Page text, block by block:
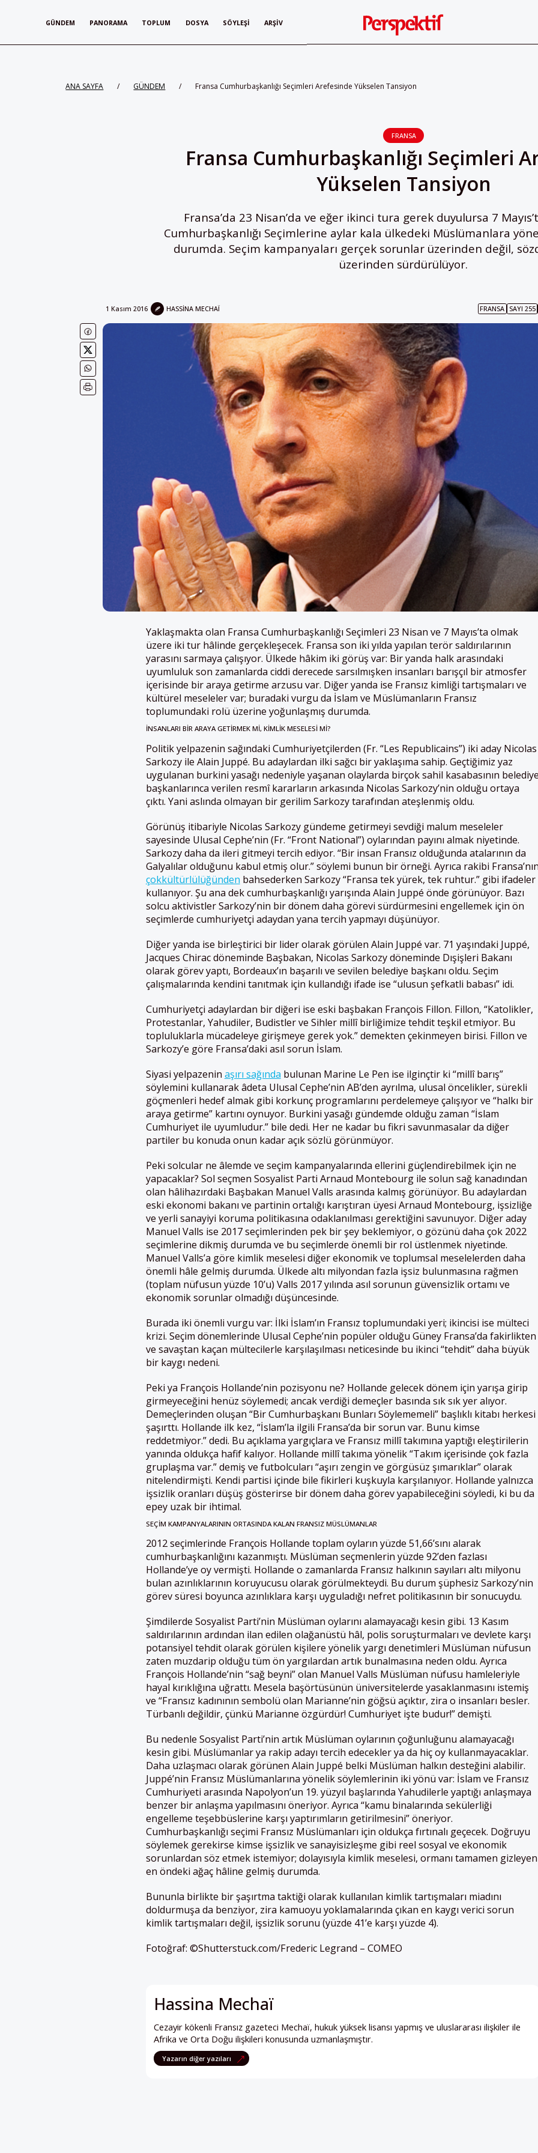
GÜNDEM PANORAMA TOPLUM DOSYA SÖYLEŞI ARŞIV
ANA SAYFA / GÜNDEM / Fransa Cumhurbaşkanlığı Seçimleri Arefesinde Yükselen Tansiyon
FRANSA
Fransa Cumhurbaşkanlığı Seçimleri
Yükselen Tansiyon
Fransa’da 23 Nisan’da ve eğer ikinci tura gerek duyulursa 7
Cumhurbaşkanlığı Seçimlerine aylar kala ülkedeki Müslümanlara
durumda. Seçim kampanyaları gerçek sorunlar üzerinden değil,
üzerinden sürdürülüyor.
1 Kasım 2016 HASSINA MECHAÏ FRANSA SAYI 255
Yaklaşmakta olan Fransa Cumhurbaşkanlığı Seçimleri 23 Nisan ve 7 Mayıs’ta olmak
üzere iki tur hâlinde gerçekleşecek. Fransa son iki yılda yapılan terör saldırılarının
yarasını sarmaya çalışıyor. Ülkede hâkim iki görüş var: Bir yanda halk arasındaki
uyumluluk son zamanlarda ciddi derecede sarsılmışken insanları barışçıl bir atmosfer
içerisinde bir araya getirme arzusu var. Diğer yanda ise Fransız kimliği tartışmaları ve
kültürel meseleler var; buradaki vurgu da İslam ve Müslümanların Fransız
toplumundaki rolü üzerine yoğunlaşmış durumda.
İNSANLARI BIR ARAYA GETIRMEK MI, KIMLIK MESELESI MI?
Politik yelpazenin sağındaki Cumhuriyetçilerden (Fr. “Les Republicains”) iki aday Nicolas
Sarkozy ile Alain Juppé. Bu adaylardan ilki sağcı bir yaklaşıma sahip. Geçtiğimiz yaz
uygulanan burkini yasağı nedeniyle yaşanan olaylarda birçok sahil kasabasının
başkanlarınca verilen resmî kararların arkasında Nicolas Sarkozy’nin olduğu ortaya
çıktı. Yani aslında olmayan bir gerilim Sarkozy tarafından ateşlenmiş oldu.
Görünüş itibariyle Nicolas Sarkozy gündeme getirmeyi sevdiği malum meseleler
sayesinde Ulusal Cephe’nin (Fr. “Front National”) oylarından payını almak niyetinde.
Sarkozy daha da ileri gitmeyi tercih ediyor. “Bir insan Fransız olduğunda atalarının da
Galyalılar olduğunu kabul etmiş olur.” söylemi bunun bir örneği. Ayrıca rakibi
çokkültürlülüğünden bahsederken Sarkozy “Fransa tek yürek, tek ruhtur.” gibi ifadeler
kullanıyor. Şu ana dek cumhurbaşkanlığı yarışında Alain Juppé önde görünüyor. Bazı
solcu aktivistler Sarkozy’nin bir dönem daha görevi sürdürmesini engellemek için ön
seçimlerde cumhuriyetçi adaydan yana tercih yapmayı düşünüyor.
Diğer yanda ise birleştirici bir lider olarak görülen Alain Juppé var. 71 yaşındaki Juppé,
Jacques Chirac döneminde Başbakan, Nicolas Sarkozy döneminde Dışişleri Bakanı
olarak görev yaptı, Bordeaux’ın başarılı ve sevilen belediye başkanı oldu. Seçim
çalışmalarında kendini tanıtmak için kullandığı ifade ise “ulusun şefkatli babası” idi.
Cumhuriyetçi adaylardan bir diğeri ise eski başbakan François Fillon. Fillon, “Katolikler,
Protestanlar, Yahudiler, Budistler ve Sihler millî birliğimize tehdit teşkil etmiyor. Bu
topluluklarla mücadeleye girişmeye gerek yok.” demekten çekinmeyen birisi. Fillon ve
Sarkozy’e göre Fransa’daki asıl sorun İslam.
Siyasi yelpazenin aşırı sağında bulunan Marine Le Pen ise ilginçtir ki “millî barış”
söylemini kullanarak âdeta Ulusal Cephe’nin AB’den ayrılma, ulusal öncelikler, sürekli
göçmenleri hedef almak gibi korkunç programlarını perdelemeye çalışıyor ve “halkı bir
araya getirme” kartını oynuyor. Burkini yasağı gündemde olduğu zaman “İslam
Cumhuriyet ile uyumludur.” bile dedi. Her ne kadar bu fikri savunmasalar da diğer
partiler bu konuda onun kadar açık sözlü görünmüyor.
Peki solcular ne âlemde ve seçim kampanyalarında ellerini güçlendirebilmek için ne
yapacaklar? Sol seçmen Sosyalist Parti Arnaud Montebourg ile solun sağ kanadından
olan hâlihazırdaki Başbakan Manuel Valls arasında kalmış görünüyor. Bu adaylardan
eski ekonomi bakanı ve partinin ortalığı karıştıran üyesi Arnaud Montebourg, işsizliğe
ve yerli sanayiyi koruma politikasına odaklanılması gerektiğini savunuyor. Diğer aday
Manuel Valls ise 2017 seçimlerinden pek bir şey beklemiyor, o gözünü daha çok 2022
seçimlerine dikmiş durumda ve bu seçimlerde önemli bir rol üstlenmek niyetinde.
Manuel Valls’a göre kimlik meselesi diğer ekonomik ve toplumsal meselelerden daha
önemli hâle gelmiş durumda. Ülkede altı milyondan fazla işsiz bulunmasına rağmen
(toplam nüfusun yüzde 10’u) Valls 2017 yılında asıl sorunun güvensizlik ortamı ve
ekonomik sorunlar olmadığı düşüncesinde.
Burada iki önemli vurgu var: İlki İslam’ın Fransız toplumundaki yeri; ikincisi ise mülteci
krizi. Seçim dönemlerinde Ulusal Cephe’nin popüler olduğu Güney Fransa’da fakirlikten
ve savaştan kaçan mültecilerle karşılaşılması neticesinde bu ikinci “tehdit” daha büyük
bir kaygı nedeni.
Peki ya François Hollande’nin pozisyonu ne? Hollande gelecek dönem için yarışa girip
girmeyeceğini henüz söylemedi; ancak verdiği demeçler basında sık sık yer alıyor.
Demeçlerinden oluşan “Bir Cumhurbaşkanı Bunları Söylememeli” başlıklı kitabı herkesi
şaşırttı. Hollande ilk kez, “İslam’la ilgili Fransa’da bir sorun var. Bunu kimse
reddetmiyor.” dedi. Bu açıklama yargıçlara ve Fransız millî takımına yaptığı eleştirilerin
yanında oldukça hafif kalıyor. Hollande millî takıma yönelik “Takım içerisinde çok fazla
gruplaşma var.” demiş ve futbolcuları “aşırı zengin ve görgüsüz şımarıklar” olarak
nitelendirmişti. Kendi partisi içinde bile fikirleri kuşkuyla karşılanıyor. Hollande yalnızca
işsizlik oranları düşüş gösterirse bir dönem daha görev yapabileceğini söyledi, ki bu da
epey uzak bir ihtimal.
SEÇIM KAMPANYALARININ ORTASINDA KALAN FRANSIZ MÜSLÜMANLAR
2012 seçimlerinde François Hollande toplam oyların yüzde 51,66’sını alarak
cumhurbaşkanlığını kazanmıştı. Müslüman seçmenlerin yüzde 92’den fazlası
Hollande’ye oy vermişti. Hollande o zamanlarda Fransız halkının sayıları altı milyonu
bulan azınlıklarının koruyucusu olarak görülmekteydi. Bu durum şüphesiz Sarkozy’nin
görev süresi boyunca azınlıklara karşı uyguladığı nefret politikasının bir sonucuydu.
Şimdilerde Sosyalist Parti’nin Müslüman oylarını alamayacağı kesin gibi. 13 Kasım
saldırılarının ardından ilan edilen olağanüstü hâl, polis soruşturmaları ve devlete karşı
potansiyel tehdit olarak görülen kişilere yönelik yargı denetimleri Müslüman nüfusun
zaten muzdarip olduğu tüm ön yargılardan artık bunalmasına neden oldu. Ayrıca
François Hollande’nin “sağ beyni” olan Manuel Valls Müslüman nüfusu hamleleriyle
hayal kırıklığına uğrattı. Mesela başörtüsünün üniversitelerde yasaklanmasını istemiş
ve “Fransız kadınının sembolü olan Marianne’nin göğsü açıktır, zira o insanları besler.
Türbanlı değildir, çünkü Marianne özgürdür! Cumhuriyet işte budur!” demişti.
Bu nedenle Sosyalist Parti’nin artık Müslüman oylarının çoğunluğunu alamayacağı
kesin gibi. Müslümanlar ya rakip adayı tercih edecekler ya da hiç oy kullanmayacaklar.
Daha uzlaşmacı olarak görünen Alain Juppé belki Müslüman halkın desteğini alabilir.
Juppé’nin Fransız Müslümanlarına yönelik söylemlerinin iki yönü var: İslam ve Fransız
Cumhuriyeti arasında Napolyon’un 19. yüzyıl başlarında Yahudilerle yaptığı anlaşmaya
benzer bir anlaşma yapılmasını öneriyor. Ayrıca “kamu binalarında sekülerliği
engelleme teşebbüslerine karşı yaptırımların getirilmesini” öneriyor.
Cumhurbaşkanlığı seçimi Fransız Müslümanları için oldukça fırtınalı geçecek. Doğruyu
söylemek gerekirse kimse işsizlik ve sanayisizleşme gibi reel sosyal ve ekonomik
sorunlardan söz etmek istemiyor; dolayısıyla kimlik meselesi, ormanı tamamen gizleyen
en öndeki ağaç hâline gelmiş durumda.
Bununla birlikte bir şaşırtma taktiği olarak kullanılan kimlik tartışmaları miadını
doldurmuşa da benziyor, zira kamuoyu yoklamalarında çıkan en kaygı verici sorun
kimlik tartışmaları değil, işsizlik sorunu (yüzde 41’e karşı yüzde 4).
Fotoğraf: ©Shutterstuck.com/Frederic Legrand – COMEO
Hassina Mechaï
Cezayir kökenli Fransız gazeteci Mechaï, hukuk yüksek lisansı yapmış ve uluslararası ilişkiler ile
Afrika ve Orta Doğu ilişkileri konusunda uzmanlaşmıştır.
Yazarın diğer yazıları